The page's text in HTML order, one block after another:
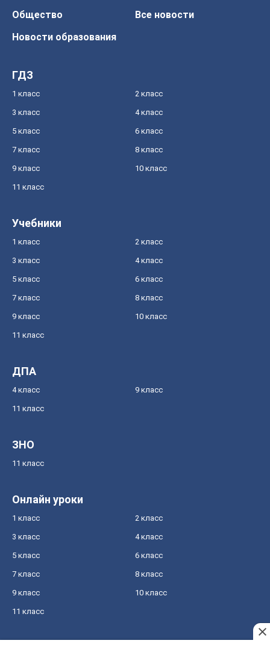
Общество
Все новости
Новости образования
ГДЗ
1 класс 2 класс
3 класс 4 класс
5 класс 6 класс
7 класс 8 класс
9 класс 10 класс
11 класс
Учебники
1 класс 2 класс
3 класс 4 класс
5 класс 6 класс
7 класс 8 класс
9 класс 10 класс
11 класс
ДПА
4 класс 9 класс
11 класс
ЗНО
11 класс
Онлайн уроки
1 класс 2 класс
3 класс 4 класс
5 класс 6 класс
7 класс 8 класс
9 класс 10 класс
11 класс